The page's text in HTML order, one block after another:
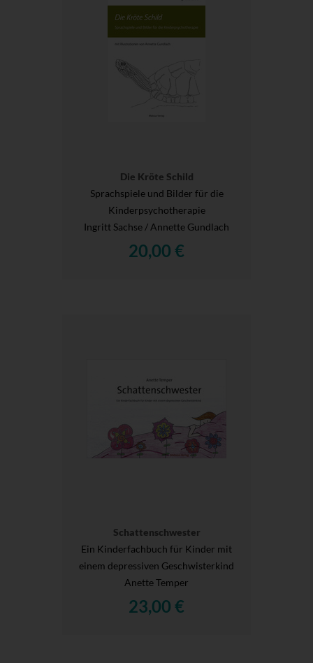
Die Kröte Schild
Sprachspiele und Bilder für die
Kinderpsychotherapie
Ingritt Sachse / Annette Gundlach
20,00 €
Schattenschwester
Ein Kinderfachbuch für Kinder mit
einem depressiven Geschwisterkind
Anette Temper
23,00 €